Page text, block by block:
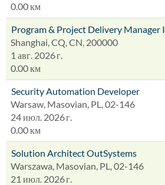
0.00 км
Program & Project Delivery Manager I
Shanghai, CQ, CN, 200000
1 авг. 2026 г.
0.00 км
Security Automation Developer
Warsaw, Masovian, PL, 02-146
24 июл. 2026 г.
0.00 км
Solution Architect OutSystems
Warszawa, Masovian, PL, 02-146
21 июл. 2026 г.